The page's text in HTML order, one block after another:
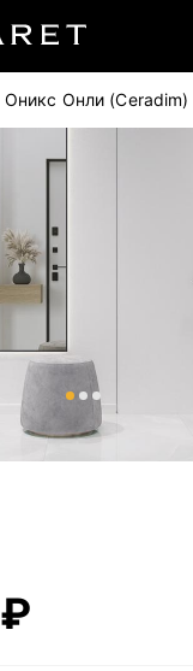
Оникс Онли (Ceradim)
₽